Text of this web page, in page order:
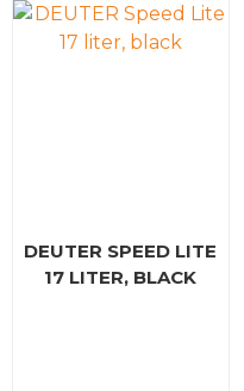
DEUTER SPEED LITE
17 LITER, BLACK